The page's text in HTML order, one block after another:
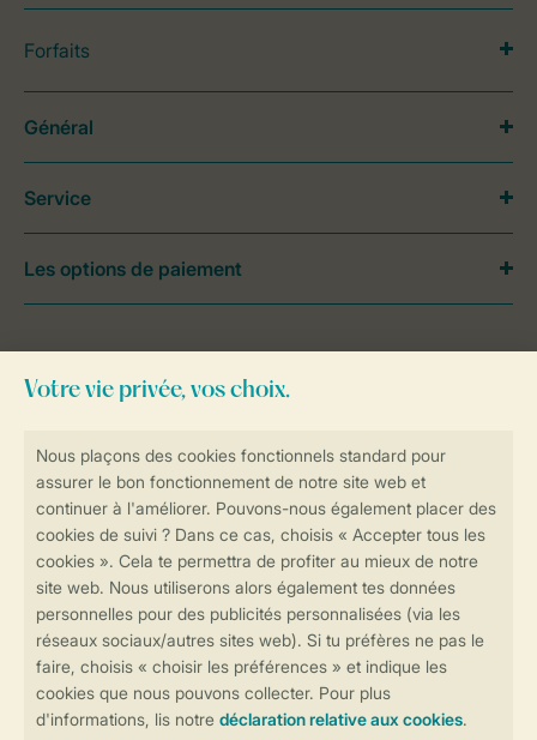
Réservations en ligne rapides et sécurisées
Transmission sécurisée des données
Paiement sécurisé
Forfaits
contactez notreContact Center.
Général
Service
Les options de paiement